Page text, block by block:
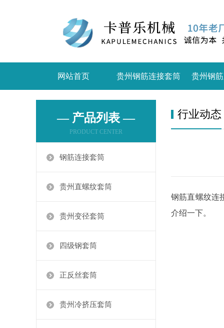
网站首页 贵州钢筋连接套筒 贵州钢
— 产品列表 —
PRODUCT CENTER
钢筋连接套筒
贵州直螺纹套筒
贵州变径套筒
四级钢套筒
正反丝套筒
贵州冷挤压套筒
行业动态
钢筋直螺纹连
介绍一下。